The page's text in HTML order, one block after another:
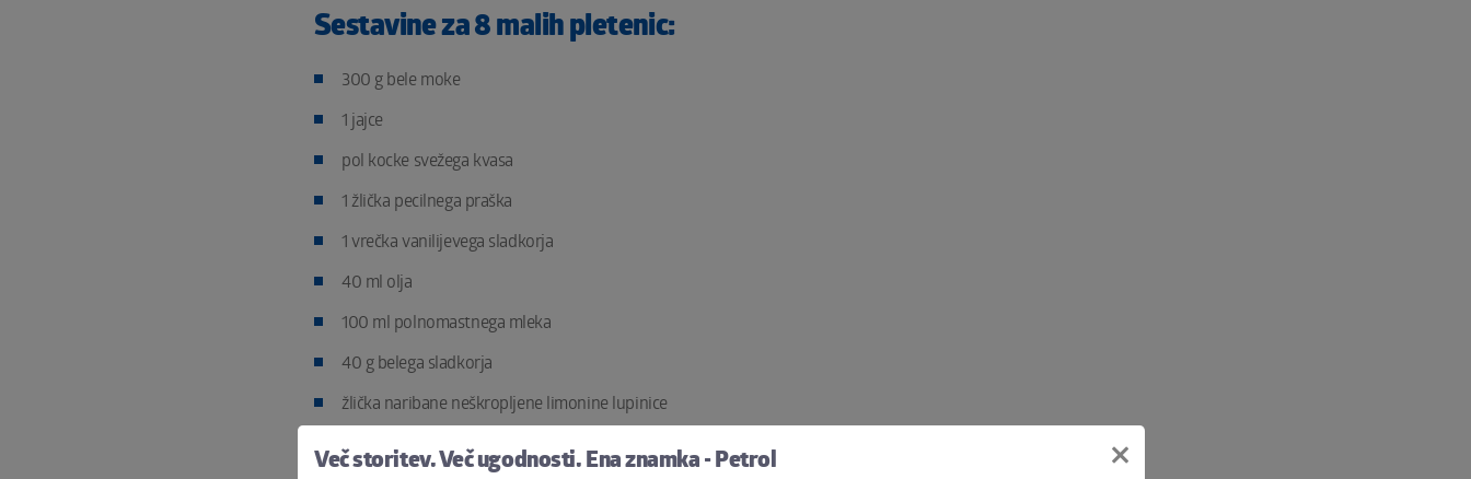
Sestavine za 8 malih pletenic:
300 g bele moke
1 jajce
pol kocke svežega kvasa
1 žlička pecilnega praška
1 vrečka vanilijevega sladkorja
40 ml olja
100 ml polnomastnega mleka
40 g belega sladkorja
žlička naribane neškropljene limonine lupinice
Več storitev. Več ugodnosti. Ena znamka - Petrol